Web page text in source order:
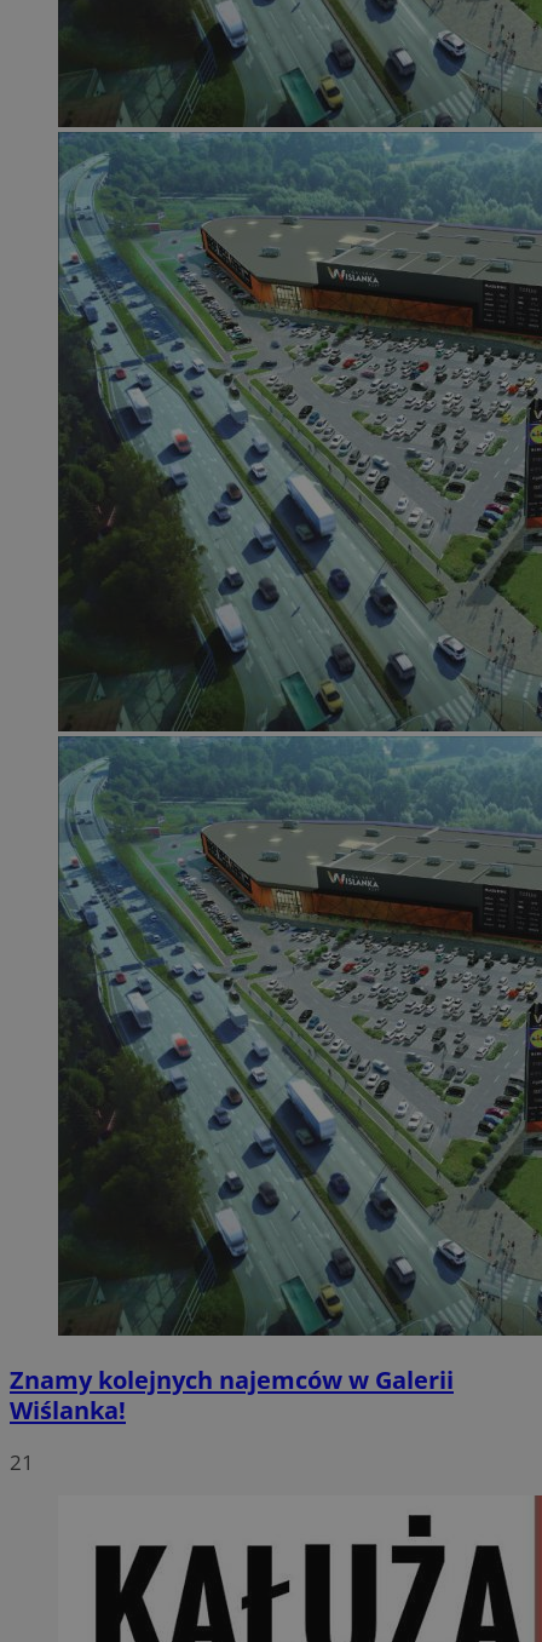
Znamy kolejnych najemców w Galerii
Wiślanka!
21